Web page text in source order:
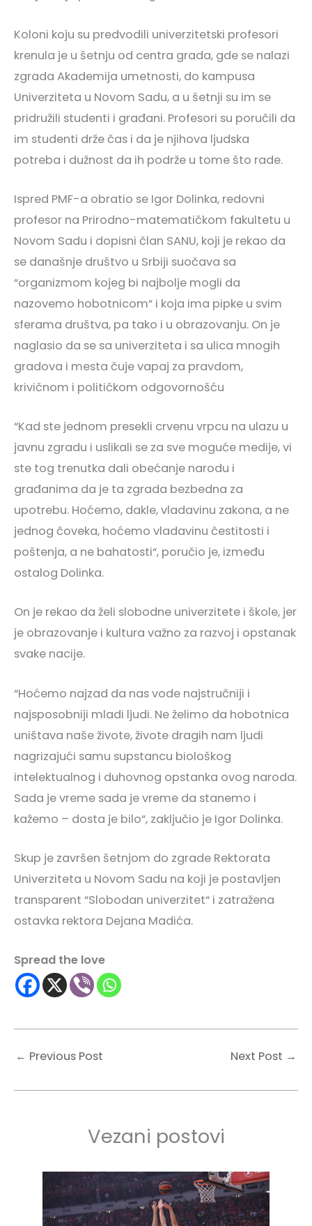
Koloni koju su predvodili univerzitetski profesori
krenula je u šetnju od centra grada, gde se nalazi
zgrada Akademija umetnosti, do kampusa
Univerziteta u Novom Sadu, a u šetnji su im se
pridružili studenti i građani. Profesori su poručili da
im studenti drže čas i da je njihova ljudska
potreba i dužnost da ih podrže u tome što rade.
Ispred PMF-a obratio se Igor Dolinka, redovni
profesor na Prirodno-matematičkom fakultetu u
Novom Sadu i dopisni član SANU, koji je rekao da
se današnje društvo u Srbiji suočava sa
“organizmom kojeg bi najbolje mogli da
nazovemo hobotnicom“ i koja ima pipke u svim
sferama društva, pa tako i u obrazovanju. On je
naglasio da se sa univerziteta i sa ulica mnogih
gradova i mesta čuje vapaj za pravdom,
krivičnom i političkom odgovornošću
“Kad ste jednom presekli crvenu vrpcu na ulazu u
javnu zgradu i uslikali se za sve moguće medije, vi
ste tog trenutka dali obećanje narodu i
građanima da je ta zgrada bezbedna za
upotrebu. Hoćemo, dakle, vladavinu zakona, a ne
jednog čoveka, hoćemo vladavinu čestitosti i
poštenja, a ne bahatosti“, poručio je, između
ostalog Dolinka.
On je rekao da želi slobodne univerzitete i škole, jer
je obrazovanje i kultura važno za razvoj i opstanak
svake nacije.
“Hoćemo najzad da nas vode najstručniji i
najsposobniji mladi ljudi. Ne želimo da hobotnica
uništava naše živote, živote dragih nam ljudi
nagrizajući samu supstancu biološkog
intelektualnog i duhovnog opstanka ovog naroda.
Sada je vreme sada je vreme da stanemo i
kažemo – dosta je bilo“, zaključio je Igor Dolinka.
Skup je završen šetnjom do zgrade Rektorata
Univerziteta u Novom Sadu na koji je postavljen
transparent “Slobodan univerzitet“ i zatražena
ostavka rektora Dejana Madića.
Spread the love
← Previous Post Next Post →
Vezani postovi